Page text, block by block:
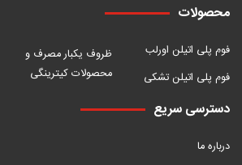
محصولات
فوم پلی اتیلن اورلب
فوم پلی اتیلن تشکی
ظروف یکبار مصرف و
محصولات کیترینگی
دسترسی سریع
درباره ما